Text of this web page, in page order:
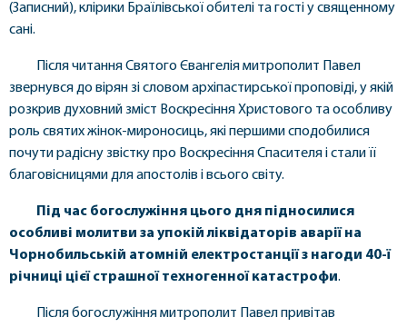
(Записний), клірики Браїлівської обителі та гості у священному
сані.
Після читання Святого Євангелія митрополит Павел
звернувся до вірян зі словом архіпастирської проповіді, у якій
розкрив духовний зміст Воскресіння Христового та особливу
роль святих жінок-мироносиць, які першими сподобилися
почути радісну звістку про Воскресіння Спасителя і стали її
благовісницями для апостолів і всього світу.
Під час богослужіння цього дня підносилися
особливі молитви за упокій ліквідаторів аварії на
Чорнобильській атомній електростанції з нагоди 40-ї
річниці цієї страшної техногенної катастрофи.
Після богослужіння митрополит Павел привітав